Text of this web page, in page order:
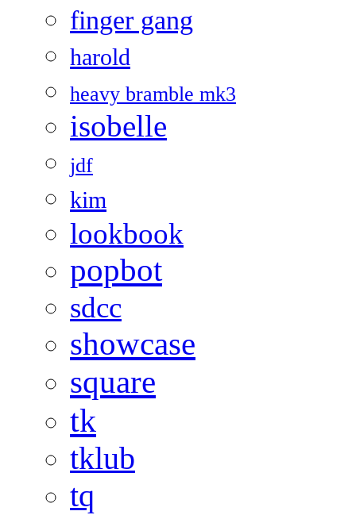
finger gang
harold
heavy bramble mk3
isobelle
jdf
kim
lookbook
popbot
sdcc
showcase
square
tk
tklub
tq